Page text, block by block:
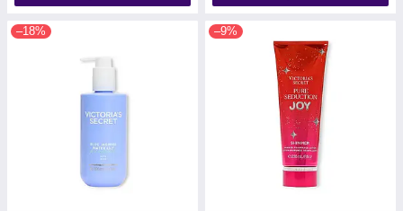
–18% –9%